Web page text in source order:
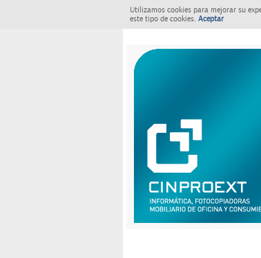
Utilizamos cookies para mejorar su
este tipo de cookies. Aceptar